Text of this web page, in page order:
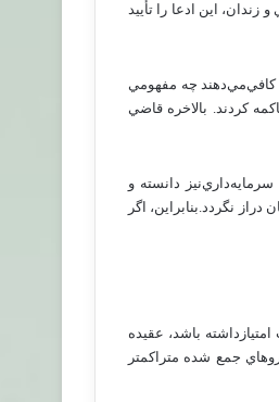
اين‌ ادعا را تأييد
كافي‌مي‌دهند چه‌ مفهومي‌
كردند. بالاخره‌ قاضي‌
دانسته‌ و
نگردد.بنابراين‌، اگر
باشد، عقيده‌
جمع‌ شده‌ متراكمتر